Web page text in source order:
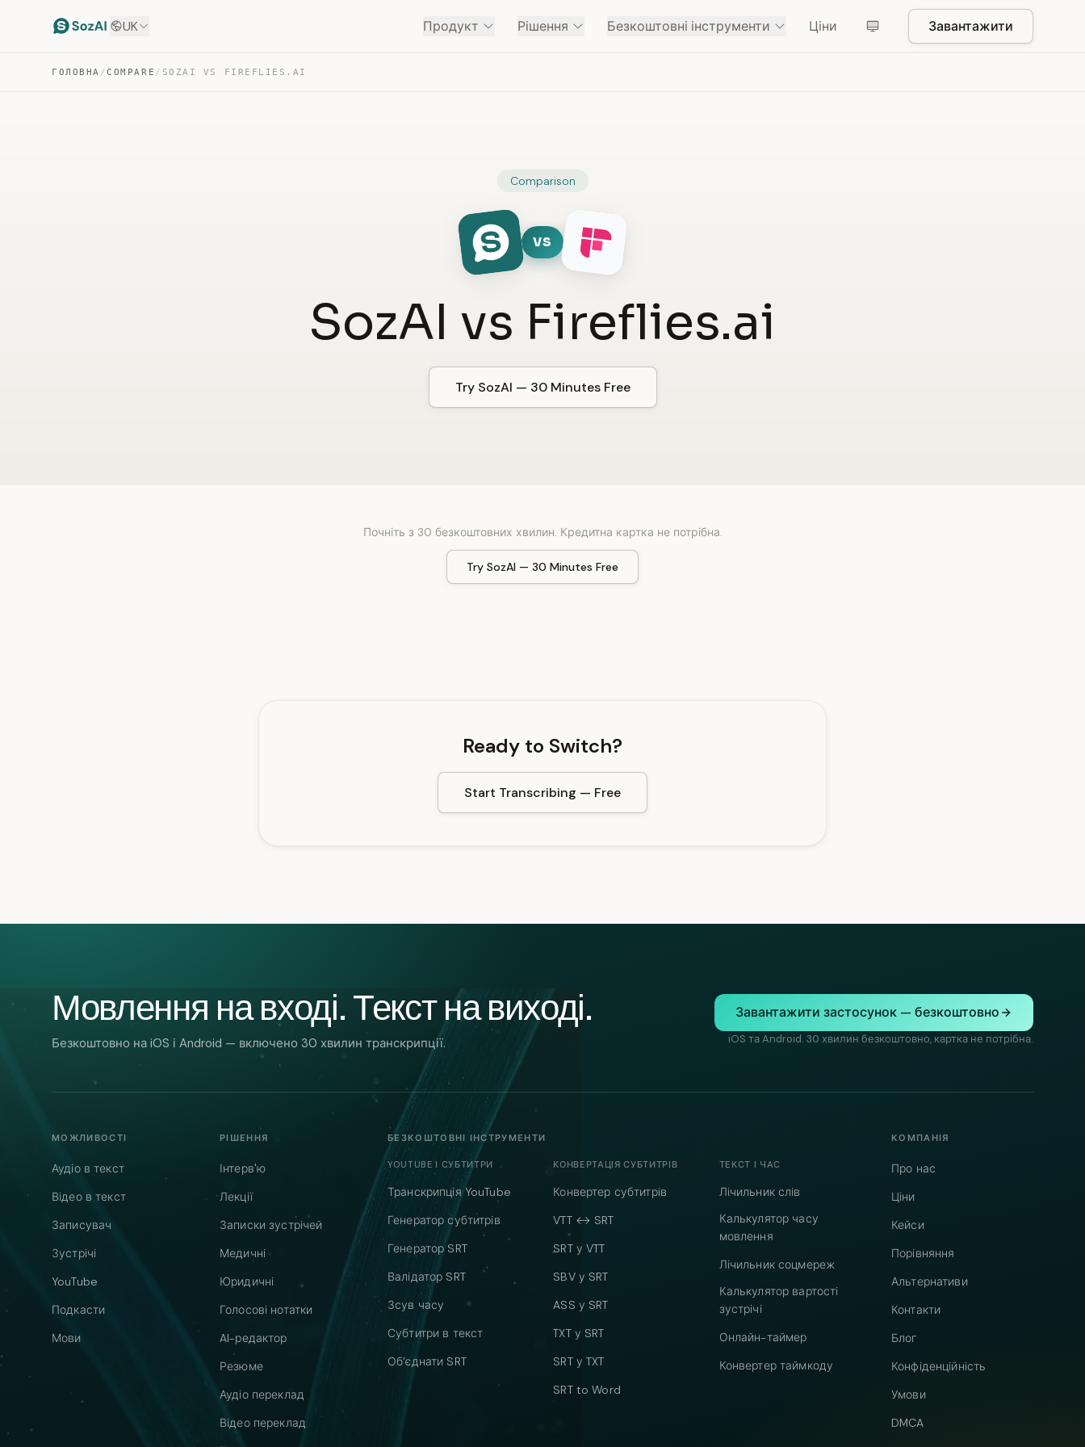
UK Продукт Рішення Безкоштовні інструменти Ціни Завантажити
ГОЛОВНА /COMPARE / SOZAI VS FIREFLIES.AI
Comparison
VS
SozAI vs Fireflies.ai
Try SozAI — 30 Minutes Free
Почніть з 30 безкоштовних хвилин. Кредитна картка не потрібна.
Try SozAI — 30 Minutes Free
Ready to Switch?
Start Transcribing — Free
Мовлення на вході. Текст на виході.
Безкоштовно на iOS і Android — включено 30 хвилин транскрипції.
Завантажити застосунок — безкоштовно
iOS та Android. 30 хвилин безкоштовно, картка не потрібна.
МОЖЛИВОСТІ
Аудіо в текст
Відео в текст
Записувач
Зустрічі
YouTube
Подкасти
Мови
РІШЕННЯ
Інтерв'ю
Лекції
Записки зустрічей
Медичні
Юридичні
Голосові нотатки
AI-редактор
Резюме
Аудіо переклад
Відео переклад
БЕЗКОШТОВНІ ІНСТРУМЕНТИ
YOUTUBE І СУБТИТРИ
Транскрипція YouTube
Генератор субтитрів
Генератор SRT
Валідатор SRT
Зсув часу
Субтитри в текст
Об’єднати SRT
КОНВЕРТАЦІЯ СУБТИТРІВ
Конвертер субтитрів
VTT ↔ SRT
SRT у VTT
SBV у SRT
ASS у SRT
TXT у SRT
SRT у TXT
SRT to Word
ТЕКСТ І ЧАС
Лічильник слів
Калькулятор часу
мовлення
Лічильник соцмереж
Калькулятор вартості
зустрічі
Онлайн-таймер
Конвертер таймкоду
КОМПАНІЯ
Про нас
Ціни
Кейси
Порівняння
Альтернативи
Контакти
Блог
Конфіденційність
Умови
DMCA